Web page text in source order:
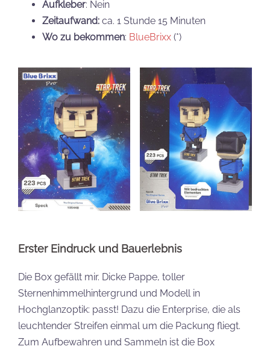
Aufkleber: Nein
Zeitaufwand: ca. 1 Stunde 15 Minuten
Wo zu bekommen: BlueBrixx (*)
Erster Eindruck und Bauerlebnis
Die Box gefällt mir. Dicke Pappe, toller
Sternenhimmelhintergrund und Modell in
Hochglanzoptik: passt! Dazu die Enterprise, die als
leuchtender Streifen einmal um die Packung fliegt.
Zum Aufbewahren und Sammeln ist die Box